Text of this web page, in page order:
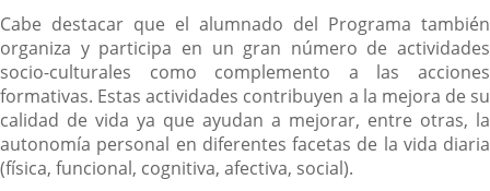
Cabe destacar que el alumnado del Programa también
organiza y participa en un gran número de actividades
socio-culturales como complemento a las acciones
formativas. Estas actividades contribuyen a la mejora de su
calidad de vida ya que ayudan a mejorar, entre otras, la
autonomía personal en diferentes facetas de la vida diaria
(física, funcional, cognitiva, afectiva, social).